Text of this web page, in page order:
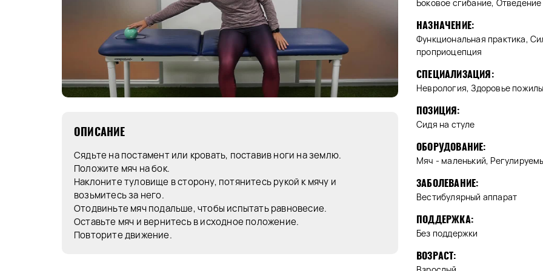
ОПИСАНИЕ
Сядьте на постамент или кровать, поставив ноги на землю.
Положите мяч на бок.
Наклоните туловище в сторону, потянитесь рукой к мячу и
возьмитесь за него.
Отодвиньте мяч подальше, чтобы испытать равновесие.
Оставьте мяч и вернитесь в исходное положение.
Повторите движение.
Боковое сгибание, Отведение
НАЗНАЧЕНИЕ:
Функциональная практика,
проприоцепция
СПЕЦИАЛИЗАЦИЯ:
Неврология, Здоровье
ПОЗИЦИЯ:
Сидя на стуле
ОБОРУДОВАНИЕ:
Мяч - маленький,
ЗАБОЛЕВАНИЕ:
Вестибулярный аппарат
ПОДДЕРЖКА:
Без поддержки
ВОЗРАСТ: